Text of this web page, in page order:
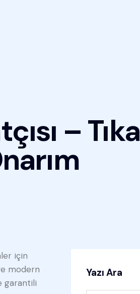
–
için
modern
garantili
Yazı Ara